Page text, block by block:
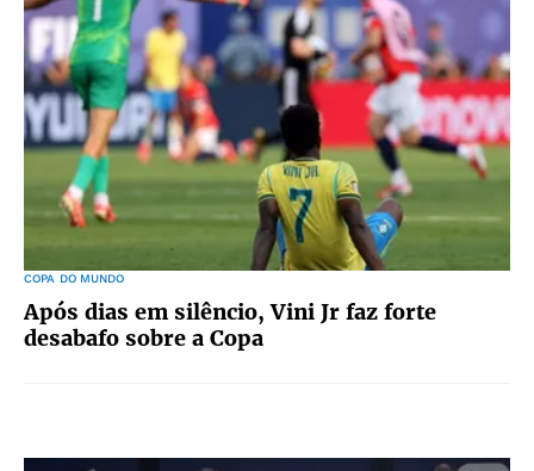
COPA DO MUNDO
Após dias em silêncio, Vini Jr faz forte
desabafo sobre a Copa